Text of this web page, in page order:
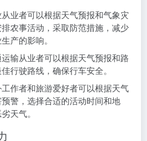
从业者可以根据天气预报和气象灾
农事活动，采取防范措施，减少
产的影响。
运输从业者可以根据天气预报和路
行驶路线，确保行车安全。
工作者和旅游爱好者可以根据天气
警，选择合适的活动时间和地
天气。